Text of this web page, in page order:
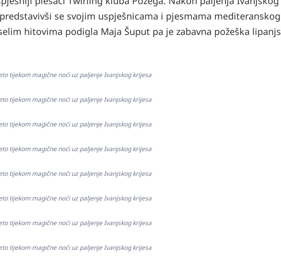
se svojim uspješnicama i pjesmama mediteranskog
hitovima podigla Maja Šuput pa je zabavna požeška
tijekom magične noći uz paljenje Ivanjskog krijesa
tijekom magične noći uz paljenje Ivanjskog krijesa
tijekom magične noći uz paljenje Ivanjskog krijesa
tijekom magične noći uz paljenje Ivanjskog krijesa
tijekom magične noći uz paljenje Ivanjskog krijesa
tijekom magične noći uz paljenje Ivanjskog krijesa
tijekom magične noći uz paljenje Ivanjskog krijesa
tijekom magične noći uz paljenje Ivanjskog krijesa